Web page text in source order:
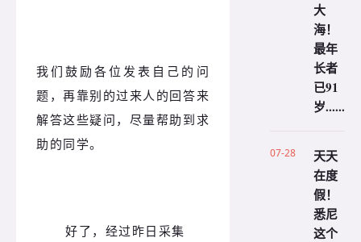
我们鼓励各位发表自己的问
题，再靠别的过来人的回答来
解答这些疑问，尽量帮助到求
助的同学。
好了，经过昨日采集
大
海！
最年
长者
已91
岁......
07-28
天天
在度
假！
悉尼
这个